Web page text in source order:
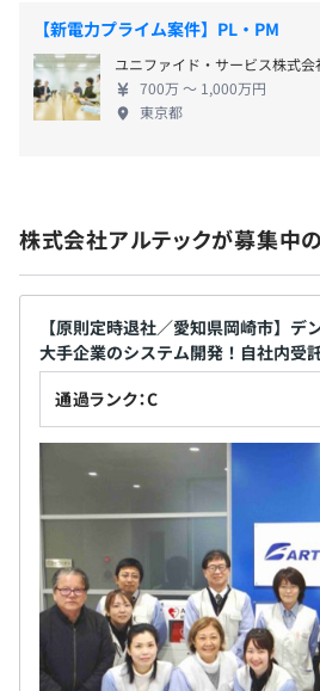
【新電力プライム案件】PL・PM
ユニファイド・サービス株式会
700万 〜 1,000万円
東京都
株式会社アルテックが募集中
【原則定時退社／愛知県岡崎市】デ
大手企業のシステム開発！自社内受
通過ランク：C